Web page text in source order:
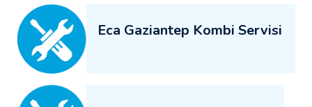
Eca Gaziantep Kombi Servisi